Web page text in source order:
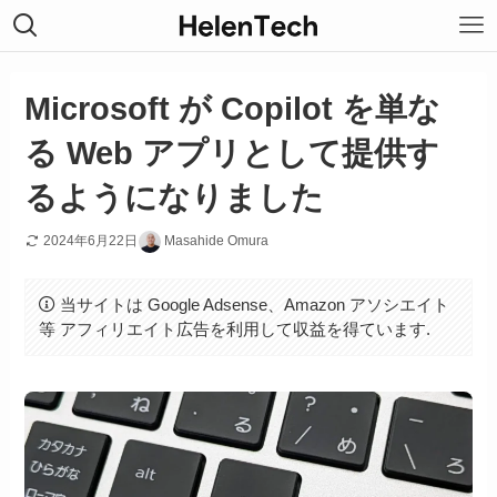
Microsoft が Copilot を単な
る Web アプリとして提供す
るようになりました
2024年6月22日 Masahide Omura
当サイトは Google Adsense、Amazon アソシエイト
等 アフィリエイト広告を利用して収益を得ています.